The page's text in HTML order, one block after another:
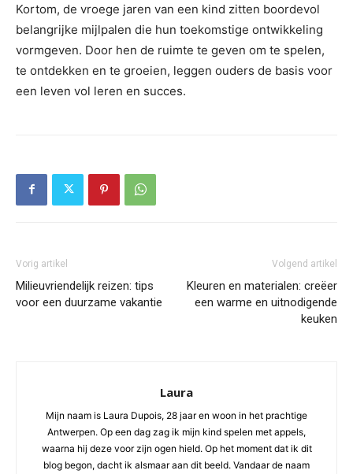
Kortom, de vroege jaren van een kind zitten boordevol
belangrijke mijlpalen die hun toekomstige ontwikkeling
vormgeven. Door hen de ruimte te geven om te spelen,
te ontdekken en te groeien, leggen ouders de basis voor
een leven vol leren en succes.
Vorig artikel
Milieuvriendelijk reizen: tips
voor een duurzame vakantie
Volgend artikel
Kleuren en materialen: creëer
een warme en uitnodigende
keuken
Laura
Mijn naam is Laura Dupois, 28 jaar en woon in het prachtige
Antwerpen. Op een dag zag ik mijn kind spelen met appels,
waarna hij deze voor zijn ogen hield. Op het moment dat ik dit
blog begon, dacht ik alsmaar aan dit beeld. Vandaar de naam